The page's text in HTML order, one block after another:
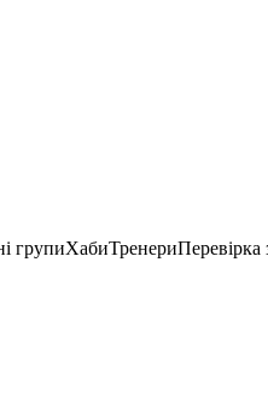
групиХабиТренериПеревірка